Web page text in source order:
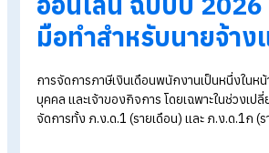
รวมวิธียื่น ภ.ง.ด.1 และ ภ.ง.ด
นายจ้างและฝ่าย HR อธิบาย
คู่
จ่ายอย่างถูกต้อง